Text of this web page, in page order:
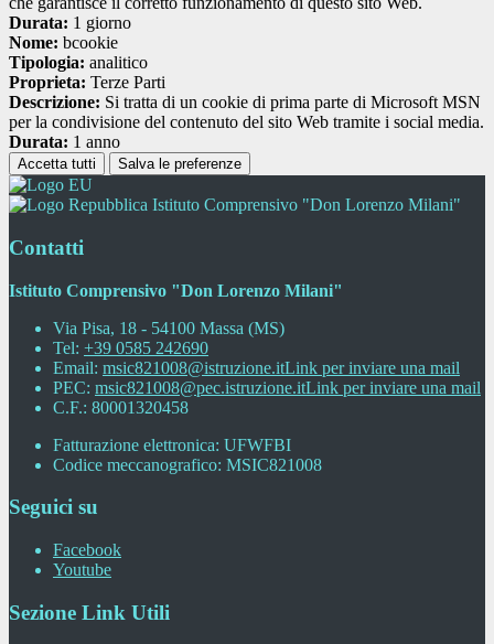
Durata: 1 giorno
Nome: bcookie
Tipologia: analitico
Proprieta: Terze Parti
Descrizione: Si tratta di un cookie di prima parte di Microsoft MSN
per la condivisione del contenuto del sito Web tramite i social media.
Durata: 1 anno
Accetta tutti Salva le preferenze
Istituto Comprensivo "Don Lorenzo Milani"
Contatti
Istituto Comprensivo "Don Lorenzo Milani"
Via Pisa, 18 - 54100 Massa (MS)
Tel: +39 0585 242690
Email: msic821008@istruzione.itLink per inviare una mail
PEC: msic821008@pec.istruzione.itLink per inviare una mail
C.F.: 80001320458
Fatturazione elettronica: UFWFBI
Codice meccanografico: MSIC821008
Seguici su
Facebook
Youtube
Sezione Link Utili